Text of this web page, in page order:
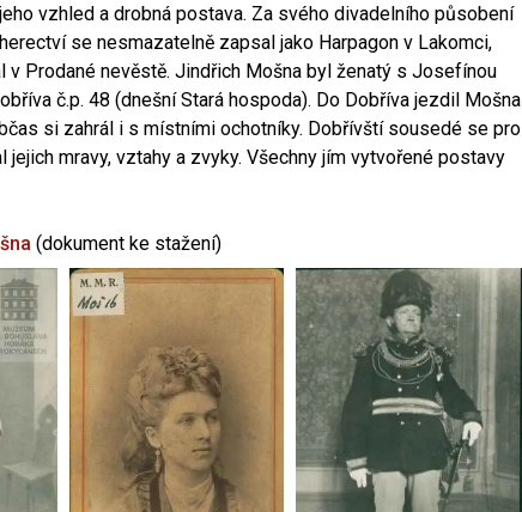
vzhled a drobná postava. Za svého divadelního působení
se nesmazatelně zapsal jako Harpagon v Lakomci,
Prodané nevěstě. Jindřich Mošna byl ženatý s Josefínou
č.p. 48 (dnešní Stará hospoda). Do Dobříva jezdil Mošna
si zahrál i s místními ochotníky. Dobřívští sousedé se pro
mravy, vztahy a zvyky. Všechny jím vytvořené postavy
(dokument ke stažení)